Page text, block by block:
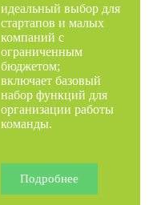
идеальный выбор для
стартапов и малых
компаний с
ограниченным
бюджетом;
включает базовый
набор функций для
организации работы
команды.
Подробнее